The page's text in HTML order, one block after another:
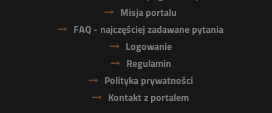
Misja portalu
FAQ - najczęściej zadawane pytania
Logowanie
Regulamin
Polityka prywatności
Kontakt z portalem